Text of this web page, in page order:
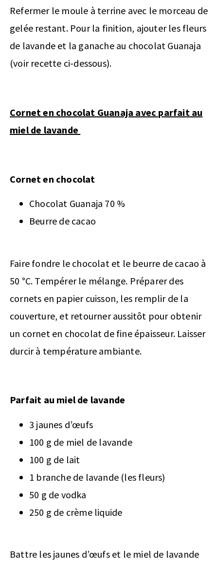
Refermer le moule à terrine avec le morceau de
gelée restant. Pour la finition, ajouter les fleurs
de lavande et la ganache au chocolat Guanaja
(voir recette ci-dessous).
Cornet en chocolat Guanaja avec parfait au
miel de lavande
Cornet en chocolat
Chocolat Guanaja 70 %
Beurre de cacao
Faire fondre le chocolat et le beurre de cacao à
50 °C. Tempérer le mélange. Préparer des
cornets en papier cuisson, les remplir de la
couverture, et retourner aussitôt pour obtenir
un cornet en chocolat de fine épaisseur. Laisser
durcir à température ambiante.
Parfait au miel de lavande
3 jaunes d’œufs
100 g de miel de lavande
100 g de lait
1 branche de lavande (les fleurs)
50 g de vodka
250 g de crème liquide
Battre les jaunes d’œufs et le miel de lavande